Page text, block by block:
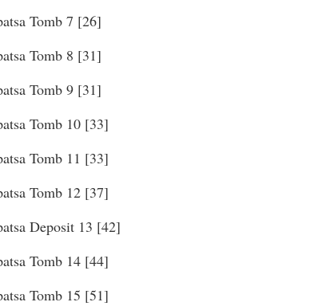
Tomb 7 [26]
Tomb 8 [31]
Tomb 9 [31]
Tomb 10 [33]
Tomb 11 [33]
Tomb 12 [37]
Deposit 13 [42]
Tomb 14 [44]
Tomb 15 [51]